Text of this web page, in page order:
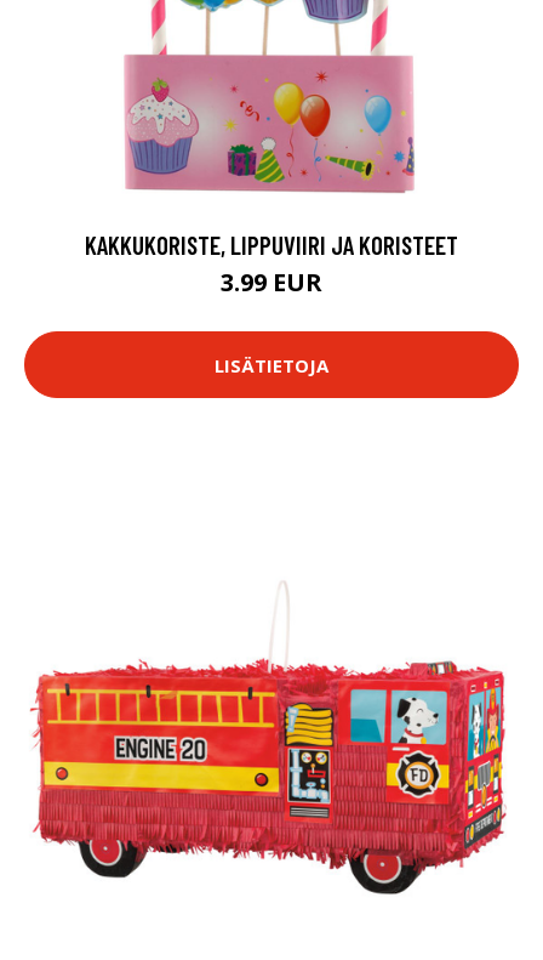
KAKKUKORISTE, LIPPUVIIRI JA KORISTEET
3.99 EUR
LISÄTIETOJA